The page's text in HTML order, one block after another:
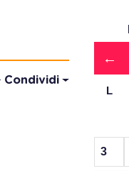
Condividi
←
L
3